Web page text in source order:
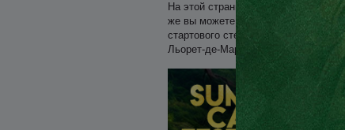
На этой странице вы можете найти
же вы можете найти всю
стартового стека, уровень
Льорет-де-Мар в 2019 году,